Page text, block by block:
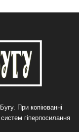
При копіюванні
гіперпосилання